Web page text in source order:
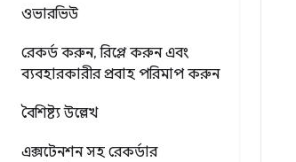
ওভারভিউ
রেকর্ড করুন, রিপ্লে করুন এবং
ব্যবহারকারীর প্রবাহ পরিমাপ করুন
বৈশিষ্ট্য উল্লেখ
এক্সটেনশন সহ রেকর্ডার